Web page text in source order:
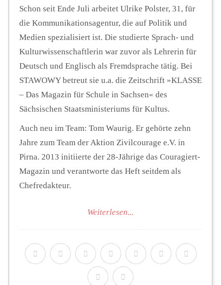
Schon seit Ende Juli arbeitet Ulrike Polster, 31, für
die Kommunikationsagentur, die auf Politik und
Medien spezialisiert ist. Die studierte Sprach- und
Kulturwissenschaftlerin war zuvor als Lehrerin für
Deutsch und Englisch als Fremdsprache tätig. Bei
STAWOWY betreut sie u.a. die Zeitschrift »KLASSE
– Das Magazin für Schule in Sachsen« des
Sächsischen Staatsministeriums für Kultus.
Auch neu im Team: Tom Waurig. Er gehörte zehn
Jahre zum Team der Aktion Zivilcourage e.V. in
Pirna. 2013 initiierte der 28-Jährige das Couragiert-
Magazin und verantworte das Heft seitdem als
Chefredakteur.
Weiterlesen...